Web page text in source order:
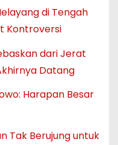
di Tengah
Kontroversi
dari Jerat
Datang
Harapan Besar
Tak Berujung untuk